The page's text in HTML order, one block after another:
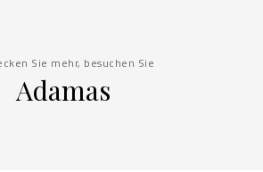
Sie mehr, besuchen Sie
Adamas